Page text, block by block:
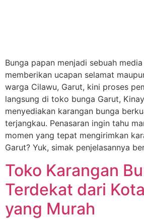
Bunga papan menjadi sebuah
memberikan ucapan selamat
warga Cilawu, Garut, kini proses
langsung di toko bunga Garut,
menyediakan karangan bunga
terjangkau. Penasaran ingin tahu
momen yang tepat mengirimkan
Garut? Yuk, simak penjelasannya
Toko Karangan
Terdekat dari
yang Murah